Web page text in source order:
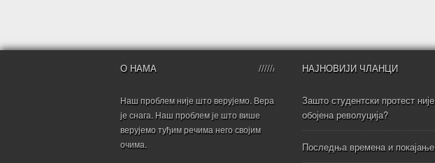
О НАМА
Наш проблем није што верујемо. Вера
је снага. Наш проблем је што више
верујемо туђим речима него својим
очима.
НАЈНОВИЈИ ЧЛАНЦИ
Зашто студентски протест није
обојена револуција?
Последња времена и покајање